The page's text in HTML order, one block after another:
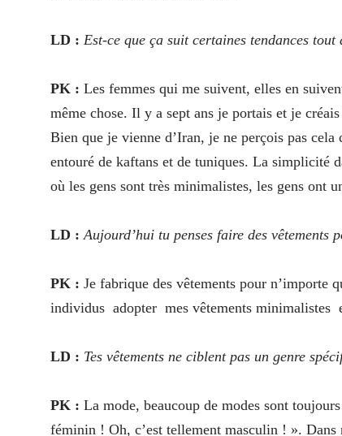
LD : Est-ce que ça suit certaines tendances tout
PK : Les femmes qui me suivent, elles en
même chose. Il y a sept ans je portais et je
Bien que je vienne d’Iran, je ne perçois pas
entouré de kaftans et de tuniques. La simplicité
où les gens sont très minimalistes, les gens ont
LD : Aujourd’hui tu penses faire des vêtements
PK : Je fabrique des vêtements pour n’importe
individus adopter mes vêtements minimalistes
LD : Tes vêtements ne ciblent pas un genre
PK : La mode, beaucoup de modes sont
féminin ! Oh, c’est tellement masculin ! ». Dans